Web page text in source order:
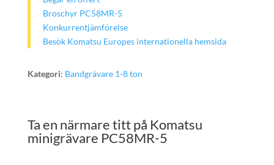
Broschyr PC58MR-5
Konkurrentjämförelse
Besök Komatsu Europes internationella hemsida
Kategori: Bandgrävare 1-8 ton
Ta en närmare titt på Komatsu
minigrävare PC58MR-5